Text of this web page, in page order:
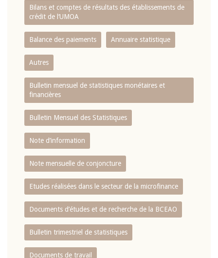
Bilans et comptes de résultats des établissements de
crédit de l‘UMOA
Balance des paiements Annuaire statistique
Autres
Bulletin mensuel de statistiques monétaires et
financières
Bulletin Mensuel des Statistiques
Note d’information
Note mensuelle de conjoncture
Etudes réalisées dans le secteur de la microfinance
Documents d’études et de recherche de la BCEAO
Bulletin trimestriel de statistiques
Documents de travail